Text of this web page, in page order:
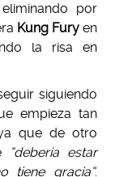
por
Kung Furyen
la risa en
siguiendo
empieza tan
que de otro
“debería estar
tiene gracia”.